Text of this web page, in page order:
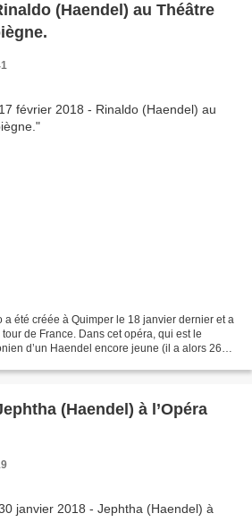
(Haendel) au Théâtre
été créée à Quimper le 18 janvier dernier et a
de France. Dans cet opéra, qui est le
d’un Haendel encore jeune (il a alors 26
(Haendel) à l’Opéra